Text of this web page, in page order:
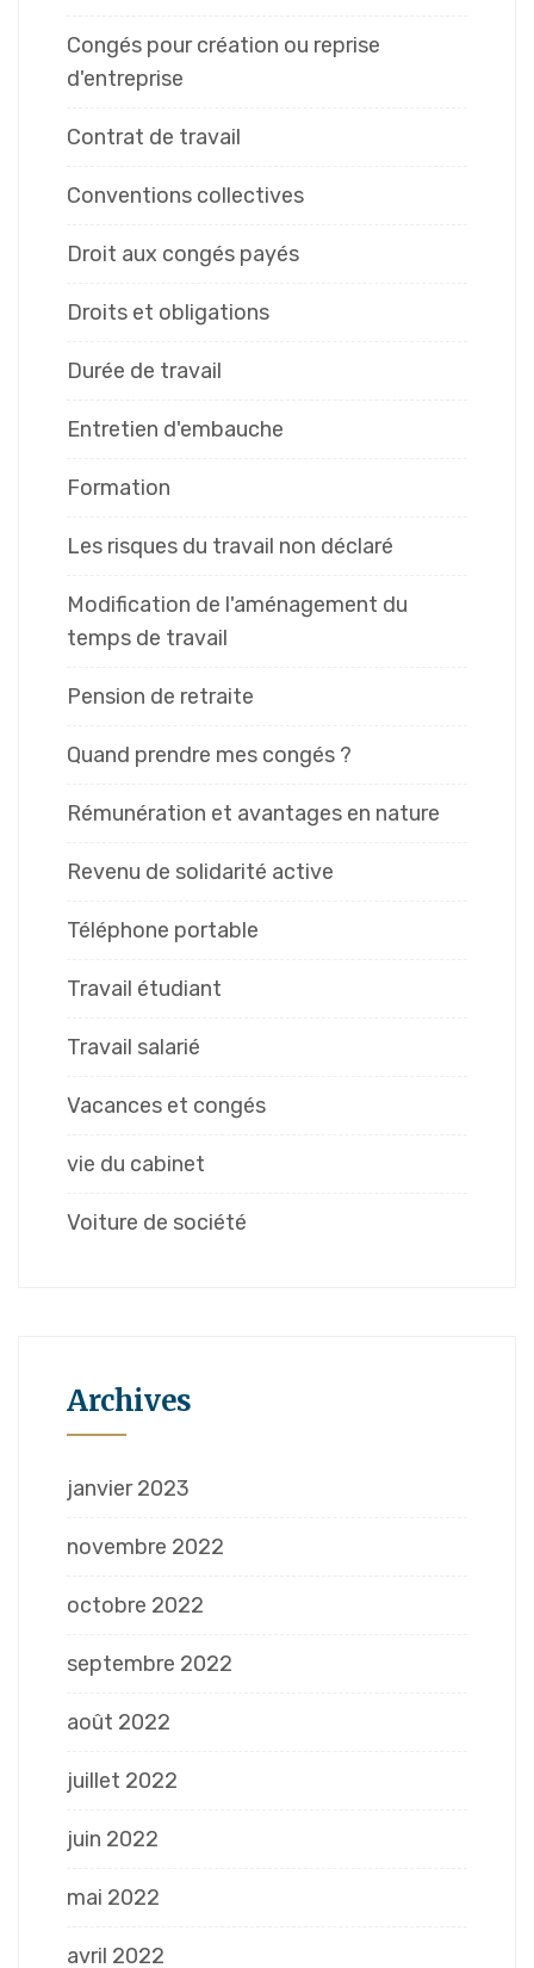
Congés pour création ou reprise
d'entreprise
Contrat de travail
Conventions collectives
Droit aux congés payés
Droits et obligations
Durée de travail
Entretien d'embauche
Formation
Les risques du travail non déclaré
Modification de l'aménagement du
temps de travail
Pension de retraite
Quand prendre mes congés ?
Rémunération et avantages en nature
Revenu de solidarité active
Téléphone portable
Travail étudiant
Travail salarié
Vacances et congés
vie du cabinet
Voiture de société
Archives
janvier 2023
novembre 2022
octobre 2022
septembre 2022
août 2022
juillet 2022
juin 2022
mai 2022
avril 2022